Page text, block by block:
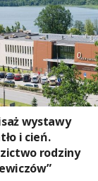
wystawy
i cień.
rodziny